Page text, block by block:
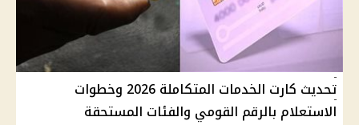
تحديث كارت الخدمات المتكاملة 2026 وخطوات
الاستعلام بالرقم القومي والفئات المستحقة